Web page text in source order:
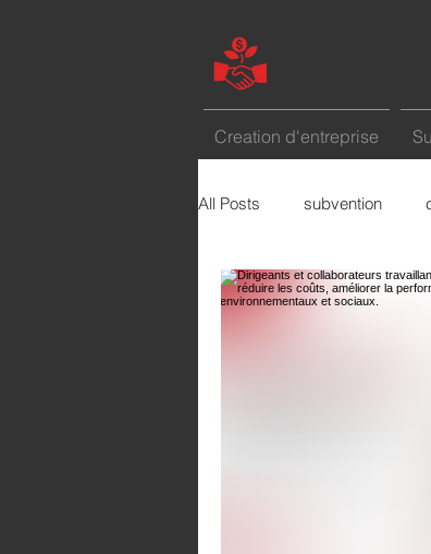
Creation d'entreprise
All Posts subvention
marketing etude de